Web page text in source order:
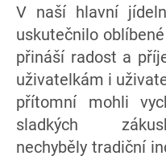
V naší hlavní
uskutečnilo
přináší radost a
uživatelkám i
přítomní mohli
sladkých
nechyběly tradiční